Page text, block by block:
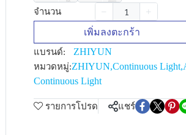
จำนวน
เพิ่มลงตะกร้า
แบรนด์: ZHIYUN
หมวดหมู่:ZHIYUN,Continuous Light,
Continuous Light
รายการโปรด แชร์